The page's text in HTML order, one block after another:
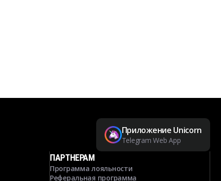
Приложение Unicorn
Telegram Web App
ПАРТНЕРАМ
Программа лояльности
Реферальная программа